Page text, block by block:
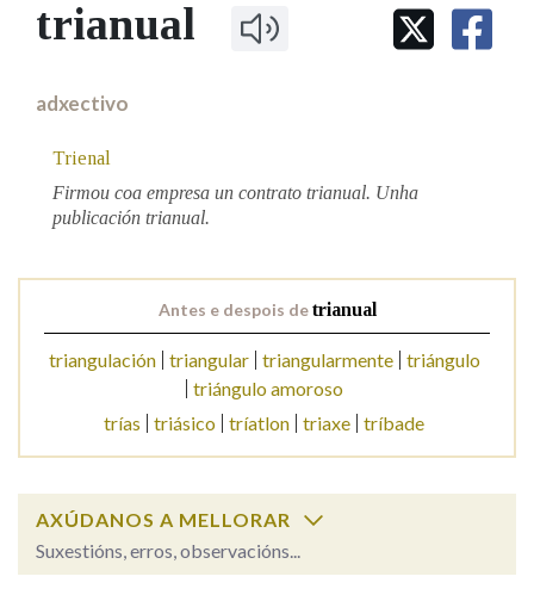
IDENTIDADE CORPORATIVA
MARCIAL DEL ADALID
FIGURAS HOMENAXEADAS
Facebook
TwitterYoutubeInstagram
Bluesky
BUSCAR NOS LEMAS
Remata por
BUSCAR NO CONTIDO
Nas definicións
Nos exemplos
trianual
adxectivo
Trienal
Firmou coa empresa un contrato trianual. Unha
publicación trianual.
Antes e despois detrianual
triangulación triangular triangularmente
triángulo
triángulo amoroso
trías
triásico tríatlon triaxe tríbade
AXÚDANOS A MELLORAR
Suxestións, erros, observacións...